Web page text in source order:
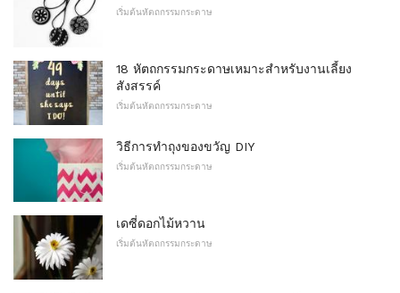
เริ่มต้นหัตถกรรมกระดาษ
18 หัตถกรรมกระดาษเหมาะสำหรับงานเลี้ยง
สังสรรค์
เริ่มต้นหัตถกรรมกระดาษ
วิธีการทำถุงของขวัญ DIY
เริ่มต้นหัตถกรรมกระดาษ
เดซี่ดอกไม้หวาน
เริ่มต้นหัตถกรรมกระดาษ